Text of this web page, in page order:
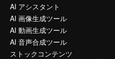
AI アシスタント
AI 画像生成ツール
AI 動画生成ツール
AI 音声合成ツール
ストックコンテンツ